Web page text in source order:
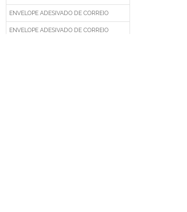
ENVELOPE ADESIVADO DE CORREIO
ENVELOPE ADESIVADO DE CORREIO